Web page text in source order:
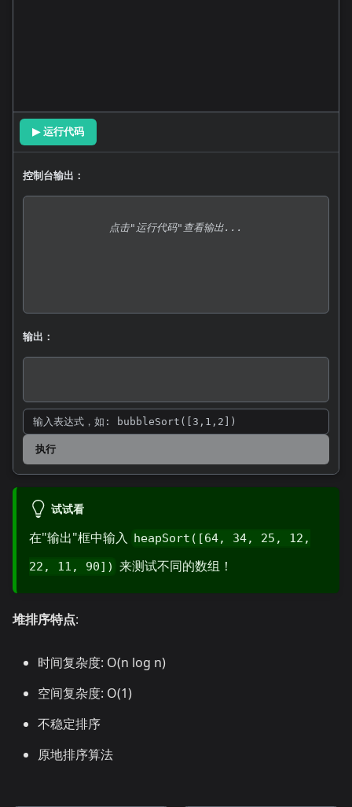
▶ 运行代码
控制台输出：
点击"运行代码"查看输出...
输出：
执行
试试看
在"输出"框中输入 heapSort([64, 34, 25, 12,
22, 11, 90]) 来测试不同的数组！
堆排序特点:
时间复杂度: O(n log n)
空间复杂度: O(1)
不稳定排序
原地排序算法